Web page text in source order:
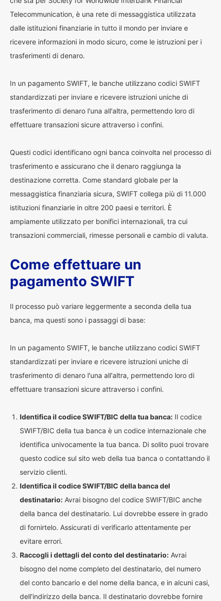
Telecommunication, è una rete di messaggistica utilizzata
dalle istituzioni finanziarie in tutto il mondo per inviare e
ricevere informazioni in modo sicuro, come le istruzioni per i
trasferimenti di denaro.
In un pagamento SWIFT, le banche utilizzano codici SWIFT
standardizzati per inviare e ricevere istruzioni uniche di
trasferimento di denaro l'una all'altra, permettendo loro di
effettuare transazioni sicure attraverso i confini.
Questi codici identificano ogni banca coinvolta nel processo di
trasferimento e assicurano che il denaro raggiunga la
destinazione corretta. Come standard globale per la
messaggistica finanziaria sicura, SWIFT collega più di 11.000
istituzioni finanziarie in oltre 200 paesi e territori. È
ampiamente utilizzato per bonifici internazionali, tra cui
transazioni commerciali, rimesse personali e cambio di valuta.
Come effettuare un
pagamento SWIFT
Il processo può variare leggermente a seconda della tua
banca, ma questi sono i passaggi di base:
In un pagamento SWIFT, le banche utilizzano codici SWIFT
standardizzati per inviare e ricevere istruzioni uniche di
trasferimento di denaro l'una all'altra, permettendo loro di
effettuare transazioni sicure attraverso i confini.
Identifica il codice SWIFT/BIC della tua banca: Il codice
SWIFT/BIC della tua banca è un codice internazionale che
identifica univocamente la tua banca. Di solito puoi trovare
questo codice sul sito web della tua banca o contattando il
servizio clienti.
Identifica il codice SWIFT/BIC della banca del
destinatario: Avrai bisogno del codice SWIFT/BIC anche
della banca del destinatario. Lui dovrebbe essere in grado
di fornirtelo. Assicurati di verificarlo attentamente per
evitare errori.
Raccogli i dettagli del conto del destinatario: Avrai
bisogno del nome completo del destinatario, del numero
del conto bancario e del nome della banca, e in alcuni casi,
dell'indirizzo della banca. Il destinatario dovrebbe fornire